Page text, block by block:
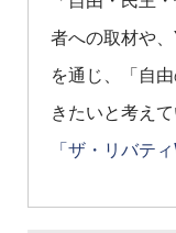
者への取材や
を通じ、「自
きたいと考えて
「ザ・リバテ